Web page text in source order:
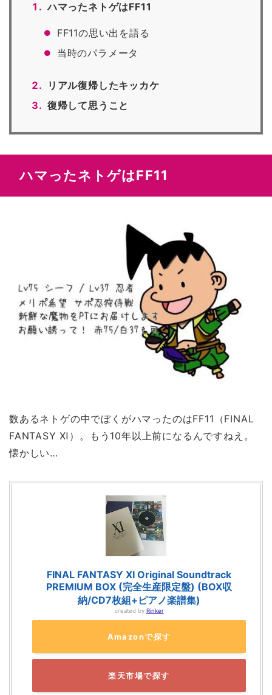
ハマったネトゲはFF11
FF11の思い出を語る
当時のパラメータ
リアル復帰したキッカケ
復帰して思うこと
ハマったネトゲはFF11
数あるネトゲの中でぼくがハマったのはFF11（FINAL
FANTASY Ⅺ）。もう10年以上前になるんですねえ。
懐かしい…
FINAL FANTASY XI Original Soundtrack
PREMIUM BOX (完全生産限定盤) (BOX収
納/CD7枚組+ピアノ楽譜集)
created by Rinker
Amazonで探す
楽天市場で探す